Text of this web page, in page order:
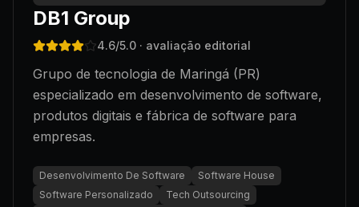
DB1 Group
4.6/5.0 · avaliação editorial
Grupo de tecnologia de Maringá (PR)
especializado em desenvolvimento de software,
produtos digitais e fábrica de software para
empresas.
Desenvolvimento De Software
Software House
Software Personalizado
Tech Outsourcing